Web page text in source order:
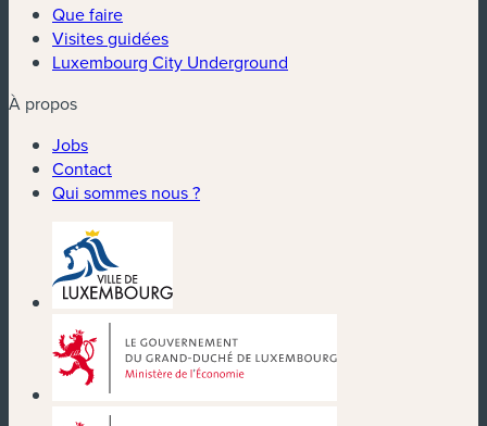
Que faire
Visites guidées
Luxembourg City Underground
À propos
Jobs
Contact
Qui sommes nous ?